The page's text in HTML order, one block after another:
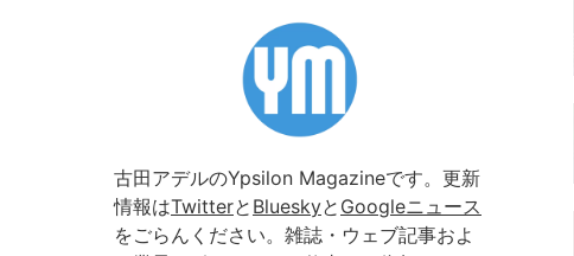
古田アデルのYpsilon Magazineです。更新
情報はTwitterと Blueskyと Googleニュース
をごらんください。雑誌・ウェブ記事およ